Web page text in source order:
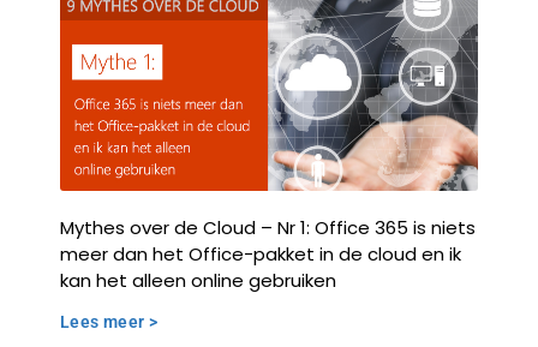
Mythes over de Cloud – Nr 1: Office 365 is niets
meer dan het Office-pakket in de cloud en ik
kan het alleen online gebruiken
Lees meer >